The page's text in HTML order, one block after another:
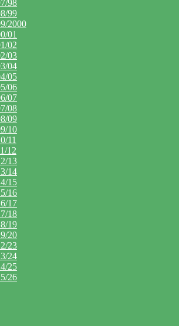
98
99
2000
01
02
03
04
05
06
07
08
09
10
11
12
13
14
15
16
17
18
19
20
23
24
25
26